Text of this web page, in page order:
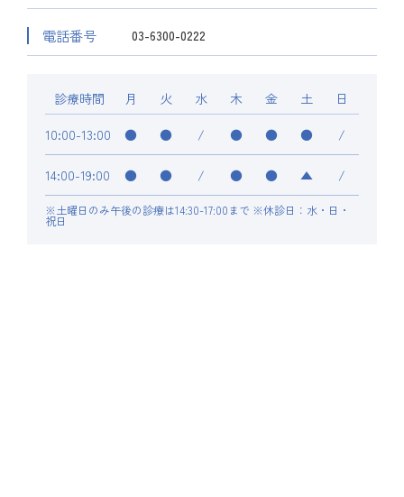
電話番号 03-6300-0222
診療時間 月 火 水 木 金 土
日
10:00-13:00
● ● / ● ● ● /
14:00-19:00 ● ● / ● ● ▲ /
※土曜日のみ午後の診療は14:30-17:00まで ※休診日：水・日・
祝日